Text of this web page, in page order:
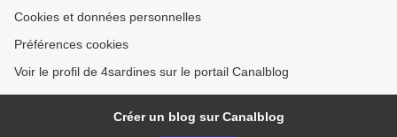
Cookies et données personnelles
Préférences cookies
Voir le profil de 4sardines sur le portail Canalblog
Créer un blog sur Canalblog